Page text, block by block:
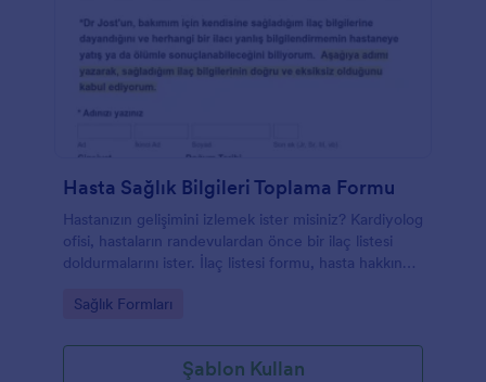
Hasta Sağlık Bilgileri Toplama Formu
Hastanızın gelişimini izlemek ister misiniz? Kardiyolog
ofisi, hastaların randevulardan önce bir ilaç listesi
doldurmalarını ister. İlaç listesi formu, hasta hakkında
reçetesiz, diyabetik, diyet takviyeleri ve vitaminleri,
kullanımını içerir.
Go to Category:
Sağlık Formları
Şablon Kullan